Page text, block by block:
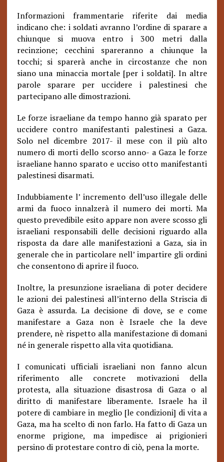
Informazioni frammentarie riferite dai media
indicano che: i soldati avranno l’ordine di sparare a
chiunque si muova entro i 300 metri dalla
recinzione; cecchini spareranno a chiunque la
tocchi; si sparerà anche in circostanze che non
siano una minaccia mortale [per i soldati]. In altre
parole sparare per uccidere i palestinesi che
partecipano alle dimostrazioni.
Le forze israeliane da tempo hanno già sparato per
uccidere contro manifestanti palestinesi a Gaza.
Solo nel dicembre 2017- il mese con il più alto
numero di morti dello scorso anno- a Gaza le forze
israeliane hanno sparato e ucciso otto manifestanti
palestinesi disarmati.
Indubbiamente l’ incremento dell’uso illegale delle
armi da fuoco innalzerà il numero dei morti. Ma
questo prevedibile esito appare non avere scosso gli
israeliani responsabili delle decisioni riguardo alla
risposta da dare alle manifestazioni a Gaza, sia in
generale che in particolare nell’ impartire gli ordini
che consentono di aprire il fuoco.
Inoltre, la presunzione israeliana di poter decidere
le azioni dei palestinesi all’interno della Striscia di
Gaza è assurda. La decisione di dove, se e come
manifestare a Gaza non è Israele che la deve
prendere, nè rispetto alla manifestazione di domani
né in generale rispetto alla vita quotidiana.
I comunicati ufficiali israeliani non fanno alcun
riferimento alle concrete motivazioni della
protesta, alla situazione disastrosa di Gaza o al
diritto di manifestare liberamente. Israele ha il
potere di cambiare in meglio [le condizioni] di vita a
Gaza, ma ha scelto di non farlo. Ha fatto di Gaza un
enorme prigione, ma impedisce ai prigionieri
persino di protestare contro di ciò, pena la morte.